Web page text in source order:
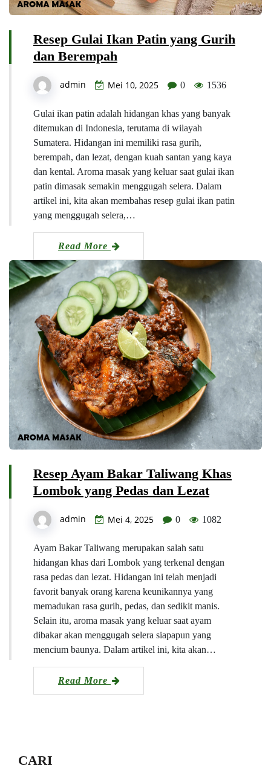
Resep Gulai Ikan Patin yang Gurih
dan Berempah
admin Mei 10, 2025 0 1536
Gulai ikan patin adalah hidangan khas yang banyak
ditemukan di Indonesia, terutama di wilayah
Sumatera. Hidangan ini memiliki rasa gurih,
berempah, dan lezat, dengan kuah santan yang kaya
dan kental. Aroma masak yang keluar saat gulai ikan
patin dimasak semakin menggugah selera. Dalam
artikel ini, kita akan membahas resep gulai ikan patin
yang menggugah selera,…
Read More
Resep Ayam Bakar Taliwang Khas
Lombok yang Pedas dan Lezat
admin Mei 4, 2025 0 1082
Ayam Bakar Taliwang merupakan salah satu
hidangan khas dari Lombok yang terkenal dengan
rasa pedas dan lezat. Hidangan ini telah menjadi
favorit banyak orang karena keunikannya yang
memadukan rasa gurih, pedas, dan sedikit manis.
Selain itu, aroma masak yang keluar saat ayam
dibakar akan menggugah selera siapapun yang
mencium baunya. Dalam artikel ini, kita akan…
Read More
CARI